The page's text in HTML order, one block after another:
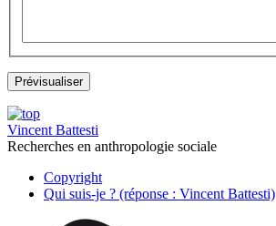
Vincent Battesti
Recherches en anthropologie sociale
Copyright
Qui suis-je ? (réponse : Vincent Battesti)